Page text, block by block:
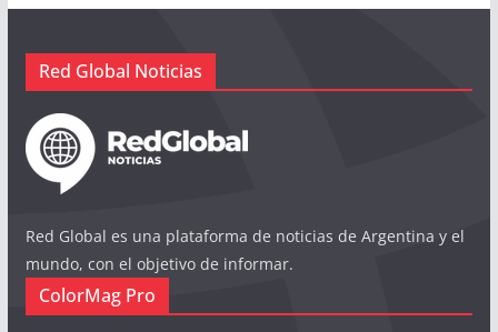
Red Global Noticias
Red Global es una plataforma de noticias de Argentina y el
mundo, con el objetivo de informar.
ColorMag Pro